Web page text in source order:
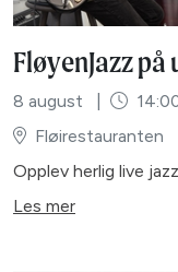
FløyenJazz
8 august
Fløirestauranten
Opplev herlig live
Les mer